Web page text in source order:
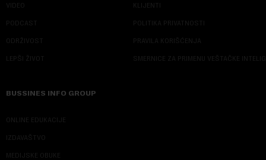
VIDEO
PODCAST
ODRŽIVOST
LEPŠI ŽIVOT
KLIJENTI
POLITIKA PRIVATNOSTI
PRAVILA KORIŠĆENJA
SMERNICE ZA PRIMENU VEŠTAČKE
BUSSINES INFO GROUP
ONLINE EDUKACIJE
IZDAVAŠTVO
MEDIJSKE OBUKE